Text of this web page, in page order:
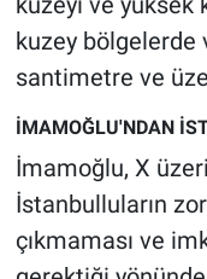
kuzey bölgelerde
santimetre ve
İMAMOĞLU'NDAN
İmamoğlu, X
İstanbulluların
çıkmaması ve